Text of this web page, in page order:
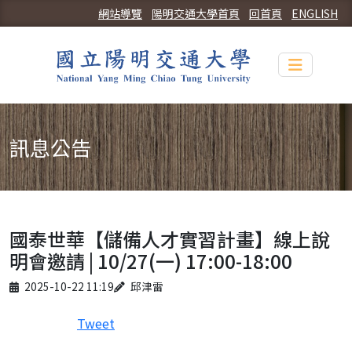
ENGLISH
回首頁
陽明交通大學首頁
網站導覽
Toggle
訊息公告
國泰世華【儲備人才實習計畫】線上說
明會邀請 | 10/27(一) 17:00-18:00
Published on
2025-10-22 11:19
Author 邱津雷
Tweet